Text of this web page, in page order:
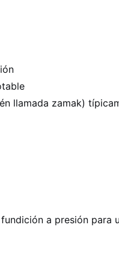
llamada zamak)
a presión para